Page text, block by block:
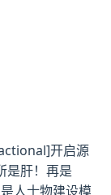
开启源
是肝！再是
人士物建设模